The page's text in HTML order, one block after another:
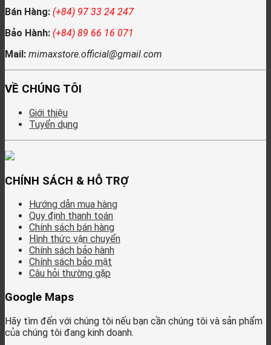
Bán Hàng: (+84) 97 33 24 247
Bảo Hành: (+84) 89 66 16 071
Mail: mimaxstore.official@gmail.com
VỀ CHÚNG TÔI
Giới thiệu
Tuyển dụng
CHÍNH SÁCH & HỖ TRỢ
Hướng dẫn mua hàng
Quy định thanh toán
Chính sách bán hàng
Hình thức vận chuyển
Chính sách bảo hành
Chính sách bảo mật
Câu hỏi thường gặp
Google Maps
Hãy tìm đến với chúng tôi nếu bạn cần chúng tôi và sản phẩm
của chúng tôi đang kinh doanh.